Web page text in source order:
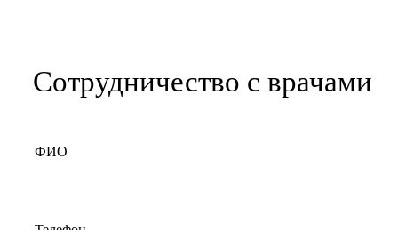
Сотрудничество с врачами